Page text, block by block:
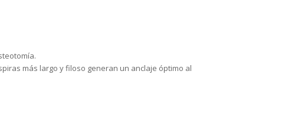
más largo y filoso generan un anclaje óptimo al